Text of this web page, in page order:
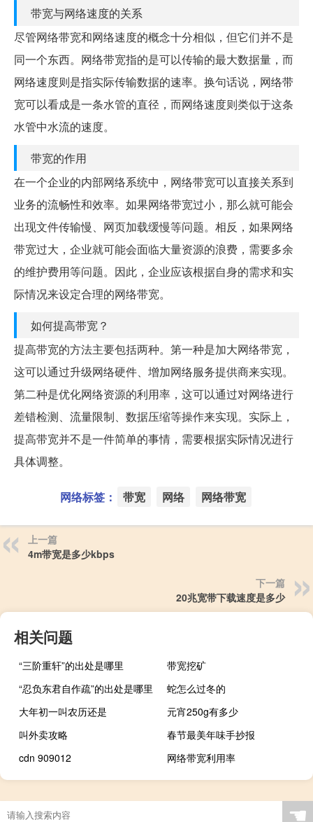
带宽与网络速度的关系
尽管网络带宽和网络速度的概念十分相似，但它们并不是
同一个东西。网络带宽指的是可以传输的最大数据量，而
网络速度则是指实际传输数据的速率。换句话说，网络带
宽可以看成是一条水管的直径，而网络速度则类似于这条
水管中水流的速度。
带宽的作用
在一个企业的内部网络系统中，网络带宽可以直接关系到
业务的流畅性和效率。如果网络带宽过小，那么就可能会
出现文件传输慢、网页加载缓慢等问题。相反，如果网络
带宽过大，企业就可能会面临大量资源的浪费，需要多余
的维护费用等问题。因此，企业应该根据自身的需求和实
际情况来设定合理的网络带宽。
如何提高带宽？
提高带宽的方法主要包括两种。第一种是加大网络带宽，
这可以通过升级网络硬件、增加网络服务提供商来实现。
第二种是优化网络资源的利用率，这可以通过对网络进行
差错检测、流量限制、数据压缩等操作来实现。实际上，
提高带宽并不是一件简单的事情，需要根据实际情况进行
具体调整。
网络标签： 带宽 网络 网络带宽
上一篇
4m带宽是多少kbps
下一篇
20兆宽带下载速度是多少
相关问题
“三阶重轩”的出处是哪里
带宽挖矿
“忍负东君自作疏”的出处是哪里
蛇怎么过冬的
大年初一叫农历还是
元宵250g有多少
叫外卖攻略
春节最美年味手抄报
cdn 909012
网络带宽利用率
☚